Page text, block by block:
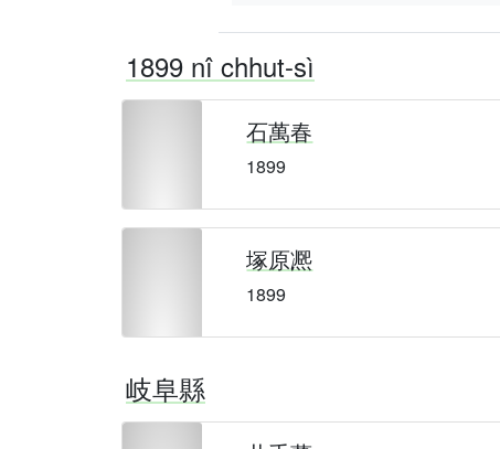
1899 nî chhut-sì
石萬春
1899
塚原凞
1899
岐阜縣